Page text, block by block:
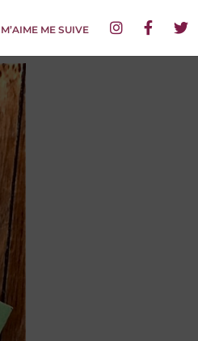
ME SUIVE